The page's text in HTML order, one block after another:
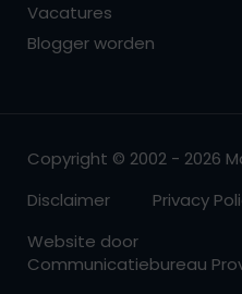
Vacatures
Blogger worden
Copyright © 2002 - 2026
Disclaimer
Privacy
Website door
Communicatiebureau